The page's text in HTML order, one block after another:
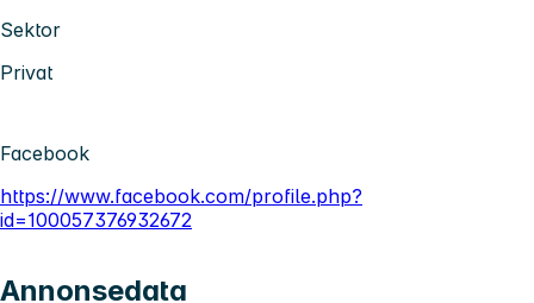
Sektor
Privat
Facebook
https://www.facebook.com/profile.php?
id=100057376932672
Annonsedata